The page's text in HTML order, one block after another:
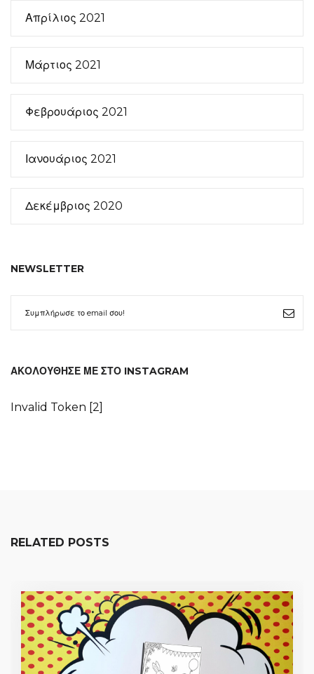
Απρίλιος 2021
Μάρτιος 2021
Φεβρουάριος 2021
Ιανουάριος 2021
Δεκέμβριος 2020
NEWSLETTER
ΑΚΟΛΟΎΘΗΣΕ ΜΕ ΣΤΟ INSTAGRAM
Invalid Token [2]
RELATED POSTS